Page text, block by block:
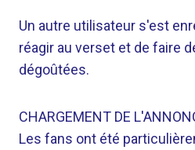
Un autre utilisateur s'est
réagir au verset et de faire
dégoûtées.
CHARGEMENT DE
Les fans ont été